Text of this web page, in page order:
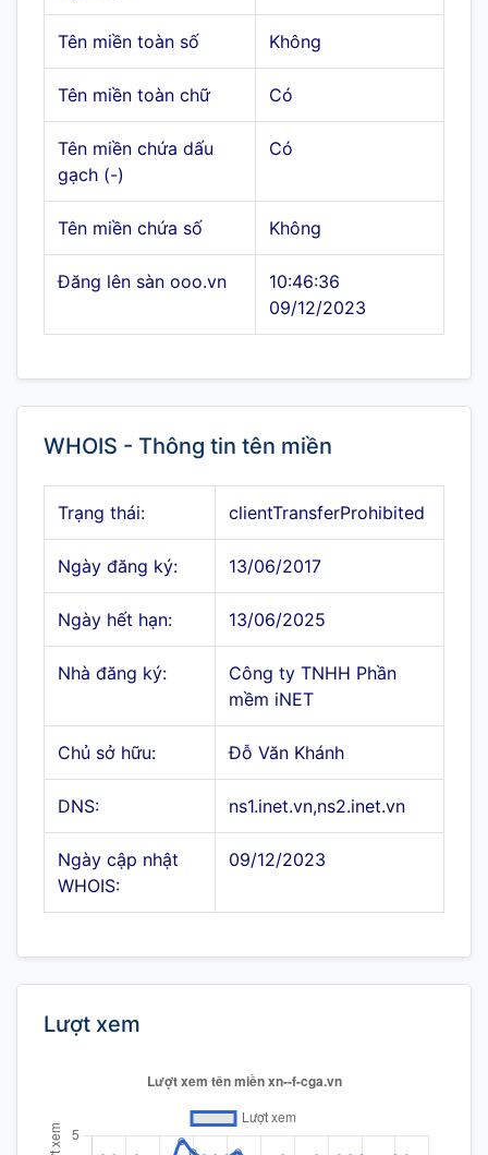
Tên miền toàn số Không
Tên miền toàn chữ Có
Tên miền chứa dấu
gạch (-)
Có
Tên miền chứa số Không
Đăng lên sàn ooo.vn
10:46:36
09/12/2023
WHOIS - Thông tin tên miền
Trạng thái: clientTransferProhibited
Ngày đăng ký: 13/06/2017
Ngày hết hạn: 13/06/2025
Nhà đăng ký:
Công ty TNHH Phần
mềm iNET
Chủ sở hữu: Đỗ Văn Khánh
DNS: ns1.inet.vn,ns2.inet.vn
Ngày cập nhật
WHOIS:
09/12/2023
Lượt xem